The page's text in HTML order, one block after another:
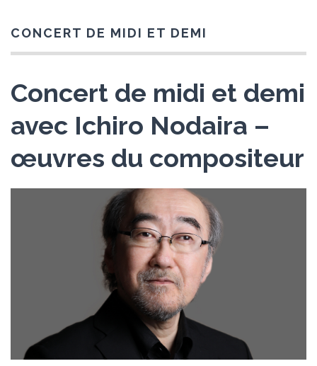
CONCERT DE MIDI ET DEMI
Concert de midi et demi
avec Ichiro Nodaira –
œuvres du compositeur